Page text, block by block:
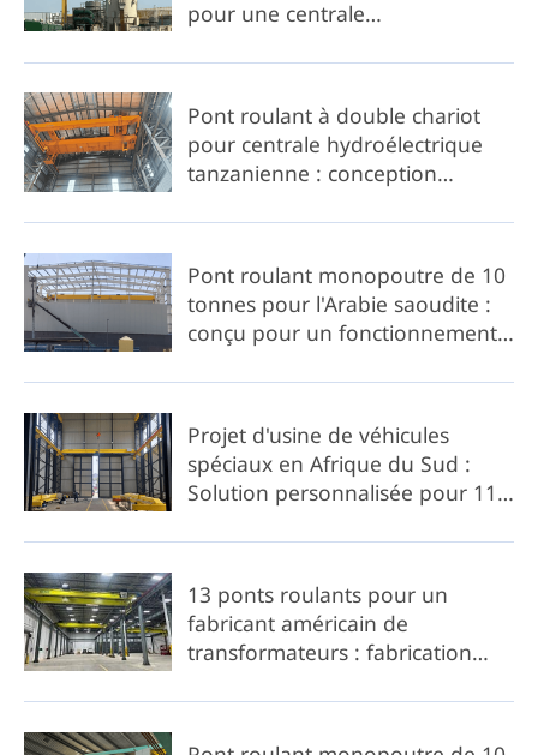
pour une centrale
Pont roulant à double chariot
pour centrale hydroélectrique
tanzanienne : conception
Pont roulant monopoutre de 10
tonnes pour l'Arabie saoudite :
conçu pour un fonctionnement
Projet d'usine de véhicules
spéciaux en Afrique du Sud :
Solution personnalisée pour 11
13 ponts roulants pour un
fabricant américain de
transformateurs : fabrication